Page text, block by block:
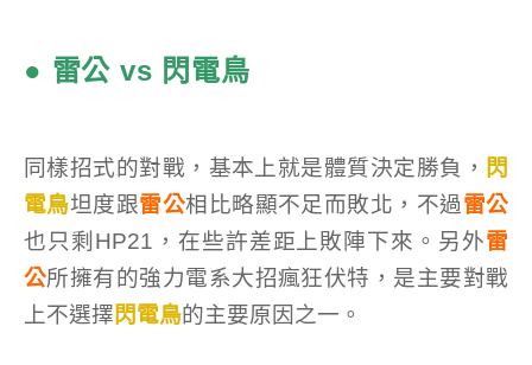
● 雷公 vs 閃電鳥
同樣招式的對戰，基本上就是體質決定勝負， 閃
電鳥坦度跟雷公相比略顯不足而敗北，不過雷公
也只剩HP21，在些許差距上敗陣下來。另外雷
公所擁有的強力電系大招瘋狂伏特，是主要對戰
上不選擇閃電鳥的主要原因之一。